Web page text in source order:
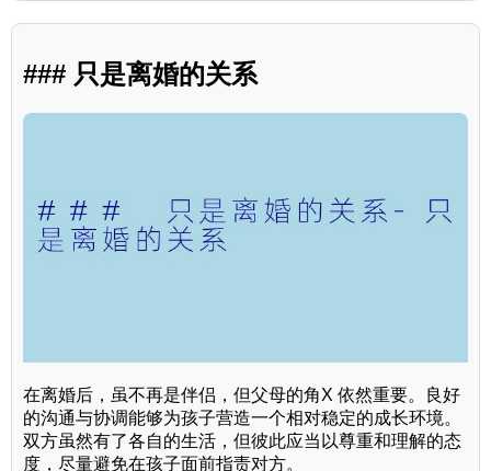
### 只是离婚的关系
在离婚后，虽不再是伴侣，但父母的角X 依然重要。良好
的沟通与协调能够为孩子营造一个相对稳定的成长环境。
双方虽然有了各自的生活，但彼此应当以尊重和理解的态
度，尽量避免在孩子面前指责对方。